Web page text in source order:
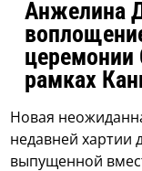
Анжелина
церемонии
рамках
Новая
недавней хартии
выпущенной